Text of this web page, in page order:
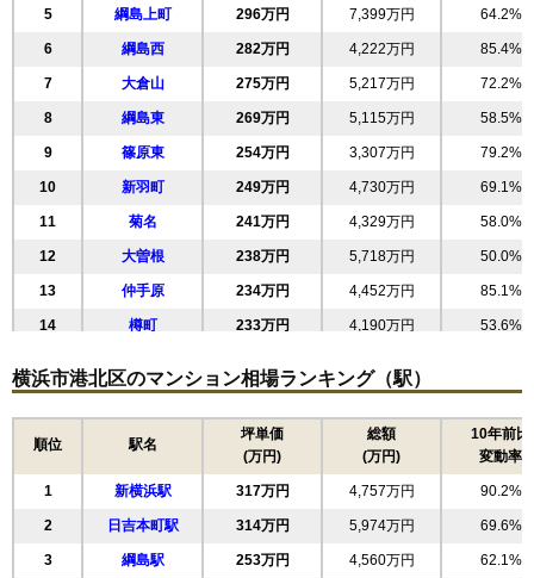
新横浜コート
住所 神奈川県横浜市港北区鳥山町
交通 小机駅（11分）
2,020万円～2,220万円
(34.8万円/㎡~38.3万円/㎡)
マンションナビで
無料一括査定をする
交通 小机駅（10分）、新横浜駅（18分）
相場 2,040万円～2,240万円
(37.1万円/㎡~40.7万円/㎡)
マンションナビで
無料一括査定をする
5 綱島上町 296万円 7,399万円 64.2%
6 綱島西 282万円 4,222万円 85.4%
7 大倉山 275万円 5,217万円 72.2%
8 綱島東 269万円 5,115万円 58.5%
9 篠原東 254万円 3,307万円 79.2%
10 新羽町 249万円 4,730万円 69.1%
11 菊名 241万円 4,329万円 58.0%
12 大曽根 238万円 5,718万円 50.0%
13 仲手原 234万円 4,452万円 85.1%
14 樽町 233万円 4,190万円 53.6%
16 日吉 221万円 3,540万円 68.1%
221万円 4,742万円 50.8%
212万円 3,809万円 54.8%
19 新吉田東 203万円 3,857万円 59.8%
20 箕輪町 200万円 3,595万円 64.4%
21 高田西 177万円 2,838万円 48.0%
横浜市港北区のマンション相場ランキング（駅）
順位 駅名
坪単価
(万円)
総額
(万円)
10年前比
変動率
1 新横浜駅 317万円 4,757万円 90.2%
2 日吉本町駅 314万円 5,974万円 69.6%
3 綱島駅 253万円 4,560万円 62.1%